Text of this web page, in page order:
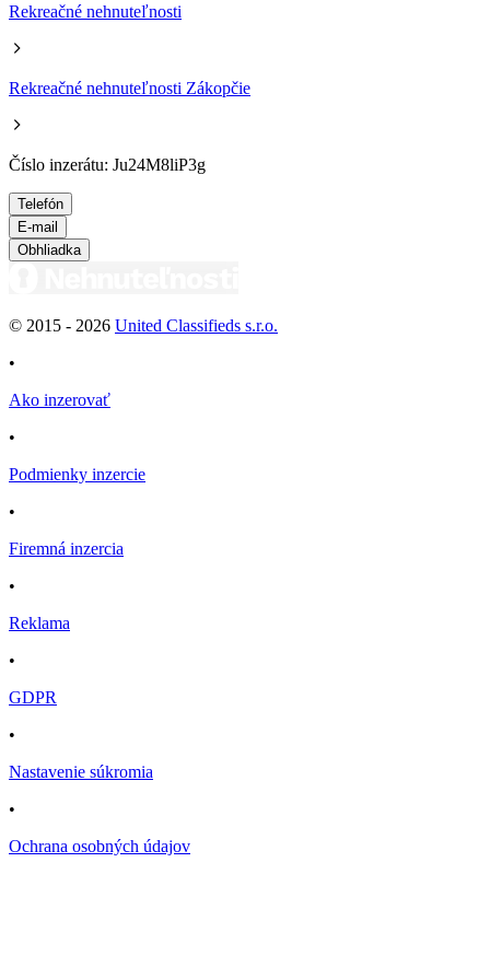
Rekreačné nehnuteľnosti
Rekreačné nehnuteľnosti Zákopčie
Číslo inzerátu: Ju24M8liP3g
Telefón
E-mail
Obhliadka
© 2015 - 2026 United Classifieds s.r.o.
•
Ako inzerovať
•
Podmienky inzercie
•
Firemná inzercia
•
Reklama
•
GDPR
•
Nastavenie súkromia
•
Ochrana osobných údajov